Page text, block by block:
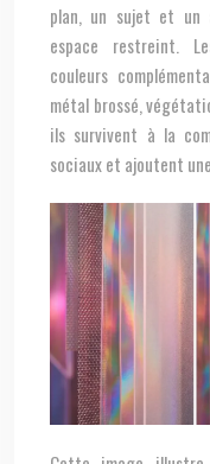
plan, un sujet et un
espace restreint.
couleurs
métal brossé,
ils survivent à la
sociaux et ajoutent